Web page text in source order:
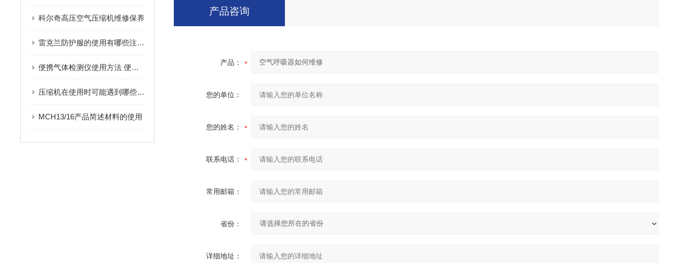
科尔奇高压空气压缩机维修保养
雷克兰防护服的使用有哪些注意事项
便携气体检测仪使用方法 便携气体检测仪操作步骤
压缩机在使用时可能遇到哪些问题？如何解决？
MCH13/16产品简述材料的使用
产品咨询
产品：
您的单位：
您的姓名：
联系电话：
常用邮箱：
省份：
详细地址：